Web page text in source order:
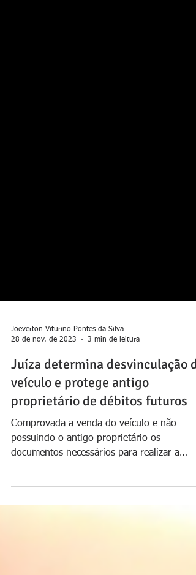
Joeverton Viturino Pontes da Silva
28 de nov. de 2023
3 min de leitura
Juíza determina desvinculação de
veículo e protege antigo
proprietário de débitos futuros
transferência, não podem os...